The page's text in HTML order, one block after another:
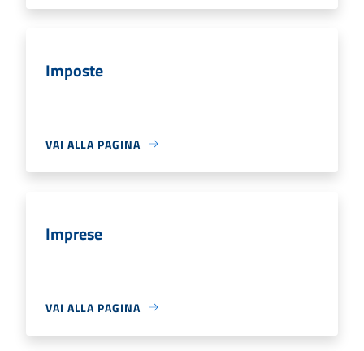
Imposte
VAI ALLA PAGINA
Imprese
VAI ALLA PAGINA